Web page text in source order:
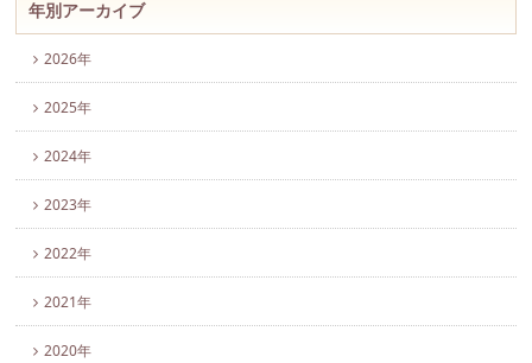
年別アーカイブ
2026年
2025年
2024年
2023年
2022年
2021年
2020年